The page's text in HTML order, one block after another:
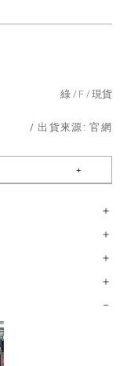
綠 F 現貨
/ 出貨來源:官網